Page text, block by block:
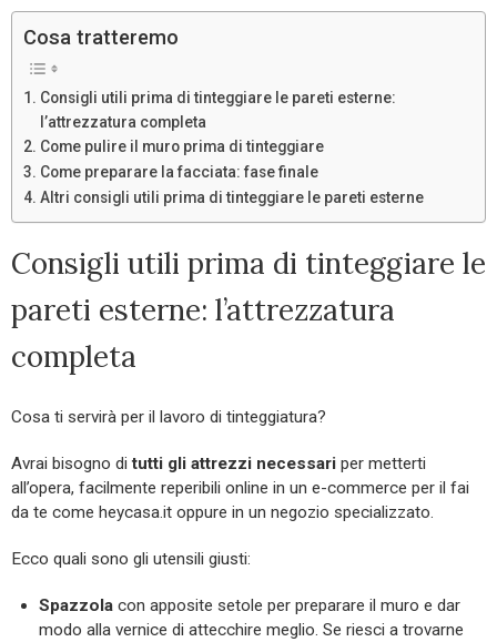
Cosa tratteremo
Consigli utili prima di tinteggiare le pareti esterne:
l’attrezzatura completa
Come pulire il muro prima di tinteggiare
Come preparare la facciata: fase finale
Altri consigli utili prima di tinteggiare le pareti esterne
Consigli utili prima di tinteggiare le
pareti esterne: l’attrezzatura
completa
Cosa ti servirà per il lavoro di tinteggiatura?
Avrai bisogno ditutti gli attrezzi necessari per metterti
all’opera, facilmente reperibili online in un e-commerce per il fai
da te come heycasa.it oppure in un negozio specializzato.
Ecco quali sono gli utensili giusti:
Spazzola con apposite setole per preparare il muro e dar
modo alla vernice di attecchire meglio. Se riesci a trovarne